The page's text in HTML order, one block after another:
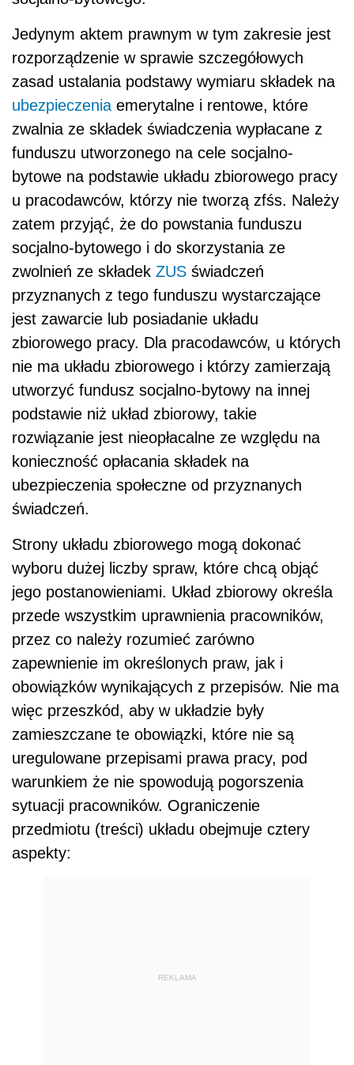
Jedynym aktem prawnym w tym zakresie jest
rozporządzenie w sprawie szczegółowych
zasad ustalania podstawy wymiaru składek na
ubezpieczenia emerytalne i rentowe, które
zwalnia ze składek świadczenia wypłacane z
funduszu utworzonego na cele socjalno-
bytowe na podstawie układu zbiorowego pracy
u pracodawców, którzy nie tworzą zfśs. Należy
zatem przyjąć, że do powstania funduszu
socjalno-bytowego i do skorzystania ze
zwolnień ze składek ZUS świadczeń
przyznanych z tego funduszu wystarczające
jest zawarcie lub posiadanie układu
zbiorowego pracy. Dla pracodawców, u których
nie ma układu zbiorowego i którzy zamierzają
utworzyć fundusz socjalno-bytowy na innej
podstawie niż układ zbiorowy, takie
rozwiązanie jest nieopłacalne ze względu na
konieczność opłacania składek na
ubezpieczenia społeczne od przyznanych
świadczeń.
Strony układu zbiorowego mogą dokonać
wyboru dużej liczby spraw, które chcą objąć
jego postanowieniami. Układ zbiorowy określa
przede wszystkim uprawnienia pracowników,
przez co należy rozumieć zarówno
zapewnienie im określonych praw, jak i
obowiązków wynikających z przepisów. Nie ma
więc przeszkód, aby w układzie były
zamieszczane te obowiązki, które nie są
uregulowane przepisami prawa pracy, pod
warunkiem że nie spowodują pogorszenia
sytuacji pracowników. Ograniczenie
przedmiotu (treści) układu obejmuje cztery
aspekty:
REKLAMA